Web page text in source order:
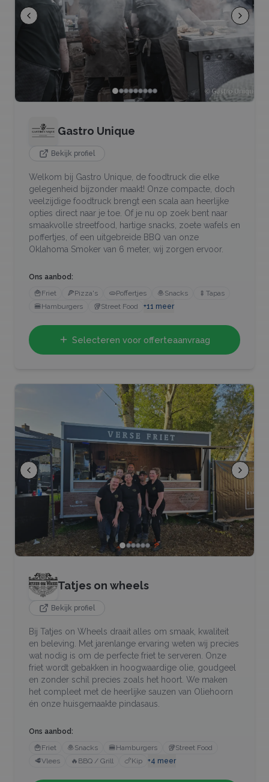
Gastro Unique
Bekijk profiel
Welkom bij Gastro Unique, de foodtruck die elke
gelegenheid bijzonder maakt! Onze compacte, doch
veelzijdige foodtruck brengt een scala aan heerlijke
opties direct naar je toe. Of je nu op zoek bent naar
smaakvolle streetfood, hartige snacks, zoete wafels en
poffertjes, of een uitgebreide BBQ van onze
Oklahoma Smoker van 6 meter, wij zorgen ervoor.
Ons aanbod:
🍟Friet 🍕Pizza's 🫓Poffertjes 🧆Snacks 🍢 Tapas
🍔Hamburgers 🥡Street Food +11 meer
Selecteren voor offerteaanvraag
Tatjes on wheels
Bekijk profiel
Bij Tatjes on Wheels draait alles om smaak, kwaliteit
en beleving. Met jarenlange ervaring weten wij precies
wat nodig is om de perfecte friet te serveren. Onze
friet wordt gebakken in hoogwaardige olie, goudgeel
en zonder schil precies zoals het hoort. We maken
het compleet met de heerlijke sauzen van Oliehoorn
én onze huisgemaakte pindasaus.
Ons aanbod:
🍟Friet 🧆Snacks 🍔Hamburgers 🥡Street Food
🥩Vlees 🔥 BBQ / Grill 🍗Kip +4 meer